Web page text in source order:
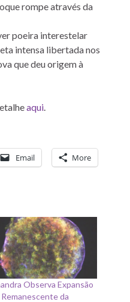
rompe através da
poeira interestelar
intensa libertada nos
que deu origem à
aqui.
Email More
Observa Expansão
da